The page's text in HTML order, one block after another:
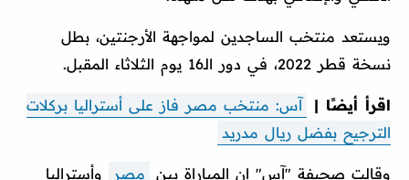
ويستعد منتخب الساجدين لمواجهة الأرجنتين، بطل
نسخة قطر 2022، في دور الـ16 يوم الثلاثاء المقبل.
اقرأ أيضًا |
آس: منتخب مصر فاز على أستراليا بركلات
الترجيح بفضل ريال مدريد
وقالت صحيفة "آس" إن المباراة بين مصر
وأستراليا